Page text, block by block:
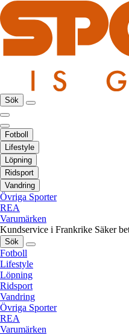
Sök
Fotboll
Lifestyle
Löpning
Ridsport
Vandring
Övriga Sporter
REA
Varumärken
Kundservice i Frankrike Säker
Sök
Fotboll
Lifestyle
Löpning
Ridsport
Vandring
Övriga Sporter
REA
Varumärken